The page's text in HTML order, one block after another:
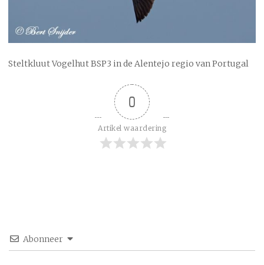
Steltkluut Vogelhut BSP3 in de Alentejo regio van Portugal
0
Artikel waardering
Abonneer